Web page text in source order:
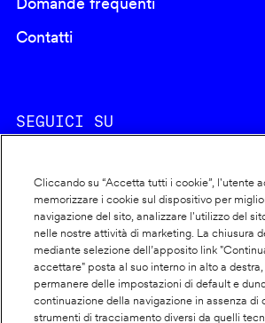
Contatti
SEGUICI SU
Footer
info
Cookie policy
Dichiarazione di accessibilità
Privacy
Cliccando su “Accetta tutti i cookie”, l'utente
memorizzare i cookie sul dispositivo per
navigazione del sito, analizzare l'utilizzo del
nelle nostre attività di marketing. La chiusura
mediante selezione dell’apposito link
accettare" posta al suo interno in alto a
permanere delle impostazioni di default e
continuazione della navigazione in assenza di
strumenti di tracciamento diversi da quelli